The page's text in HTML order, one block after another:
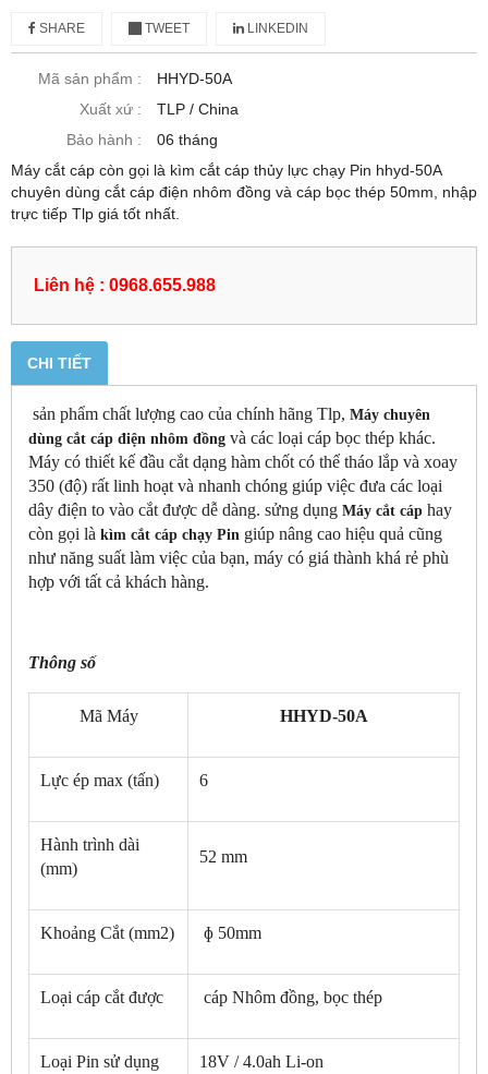
SHARE TWEET LINKEDIN
Mã sản phẩm :
HHYD-50A
Xuất xứ :
TLP / China
Bảo hành :
06 tháng
Máy cắt cáp còn gọi là kìm cắt cáp thủy lực chạy Pin hhyd-50A
chuyên dùng cắt cáp điện nhôm đồng và cáp bọc thép 50mm, nhập
trực tiếp Tlp giá tốt nhất.
Liên hệ : 0968.655.988
CHI TIẾT
sản phẩm chất lượng cao của chính hãng Tlp, Máy chuyên
dùng cắt cáp điện nhôm đồng và các loại cáp bọc thép khác.
Máy có thiết kế đầu cắt dạng hàm chốt có thể tháo lắp và xoay
350 (độ) rất linh hoạt và nhanh chóng giúp việc đưa các loại
dây điện to vào cắt được dễ dàng. sửng dụng Máy cắt cáp hay
còn gọi là kìm cắt cáp chạy Pin giúp nâng cao hiệu quả cũng
như năng suất làm việc của bạn, máy có giá thành khá rẻ phù
hợp với tất cả khách hàng.
Thông số
Mã Máy HHYD-50A
Lực ép max (tấn) 6
Hành trình dài
(mm)
52 mm
Khoảng Cắt (mm2) ɸ 50mm
Loại cáp cắt được cáp Nhôm đồng, bọc thép
Loại Pin sử dụng 18V / 4.0ah Li-on